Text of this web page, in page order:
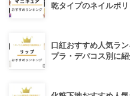
乾タイプのネイルポリ
口紅おすすめ人気ラ
プラ・デパコス別に紹